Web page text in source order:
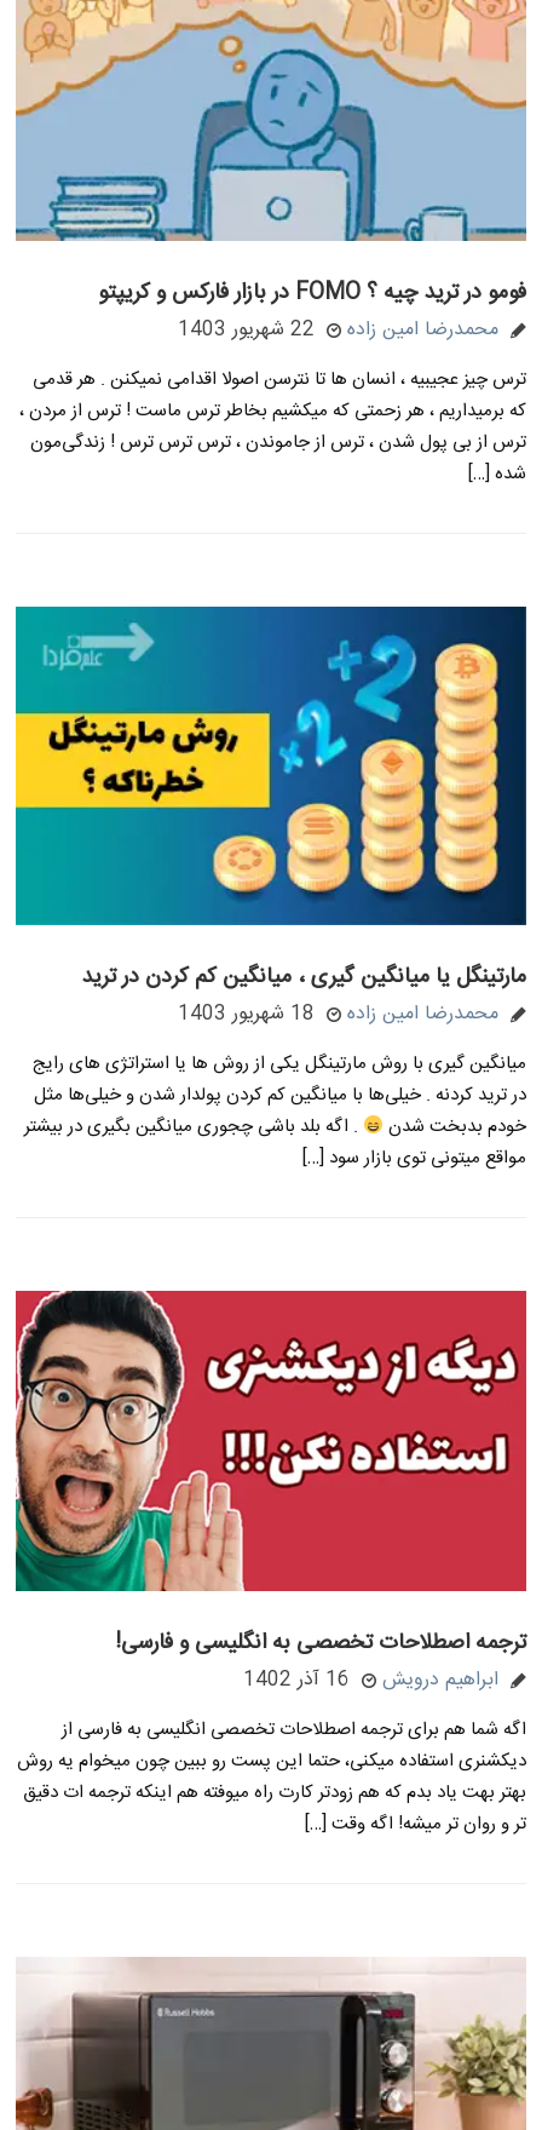
فومو در ترید چیه ؟ FOMO در بازار فارکس و کریپتو
محمدرضا امین زاده 22 شهریور 1403
ترس چیز عجیبیه ، انسان ها تا نترسن اصولا اقدامی نمیکنن . هر قدمی
که برمیداریم ، هر زحمتی که میکشیم بخاطر ترس ماست ! ترس از مردن ،
ترس از بی پول شدن ، ترس از جاموندن ، ترس ترس ترس ! زندگی‌مون
شده […]
مارتینگل یا میانگین گیری ، میانگین کم کردن در ترید
محمدرضا امین زاده 18 شهریور 1403
میانگین گیری با روش مارتینگل یکی از روش ها یا استراتژی های رایج
در ترید کردنه . خیلی‌ها با میانگین کم کردن پولدار شدن و خیلی‌ها مثل
خودم بدبخت شدن
. اگه بلد باشی چجوری میانگین بگیری در بیشتر
مواقع میتونی توی بازار سود […]
ترجمه اصطلاحات تخصصی به انگلیسی و فارسی!
ابراهیم درویش 16 آذر 1402
اگه شما هم برای ترجمه اصطلاحات تخصصی انگلیسی به فارسی از
دیکشنری استفاده میکنی، حتما این پست رو ببین چون میخوام یه روش
بهتر بهت یاد بدم که هم زودتر کارت راه میوفته هم اینکه ترجمه ات دقیق
تر و روان تر میشه! اگه وقت […]